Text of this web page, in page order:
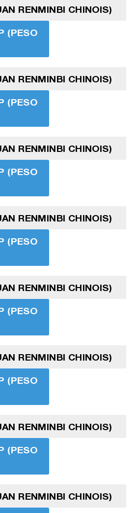
RENMINBI CHINOIS)
(PESO
RENMINBI CHINOIS)
(PESO
RENMINBI CHINOIS)
(PESO
RENMINBI CHINOIS)
(PESO
RENMINBI CHINOIS)
(PESO
RENMINBI CHINOIS)
(PESO
RENMINBI CHINOIS)
(PESO
RENMINBI CHINOIS)